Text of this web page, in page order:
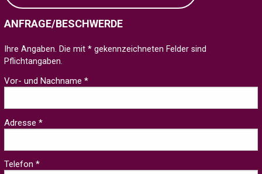
ANFRAGE/BESCHWERDE
Ihre Angaben. Die mit * gekennzeichneten Felder sind
Pflichtangaben.
Vor- und Nachname *
Adresse *
Telefon *